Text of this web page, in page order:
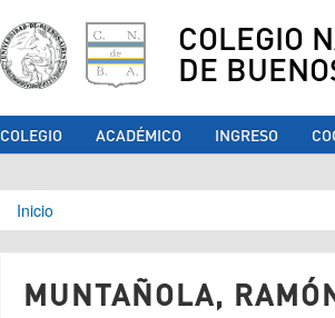
COLEGIO
DE
COLEGIO ACADÉMICO INGRESO
Se encuentra usted
Inicio
MUNTAÑOLA,